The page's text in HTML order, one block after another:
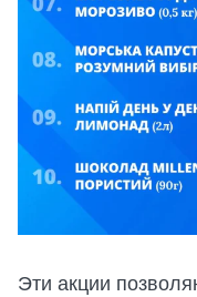
Эти акции